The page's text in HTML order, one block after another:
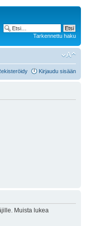
Tarkennettu haku
Kirjaudu sisään
Muista lukea